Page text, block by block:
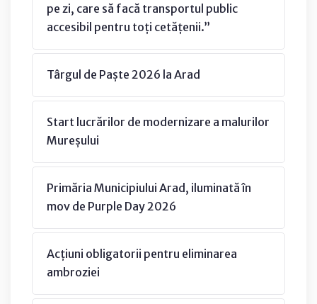
pe zi, care să facă transportul public
accesibil pentru toți cetățenii.”
Târgul de Paște 2026 la Arad
Start lucrărilor de modernizare a malurilor
Mureșului
Primăria Municipiului Arad, iluminată în
mov de Purple Day 2026
Acțiuni obligatorii pentru eliminarea
ambroziei